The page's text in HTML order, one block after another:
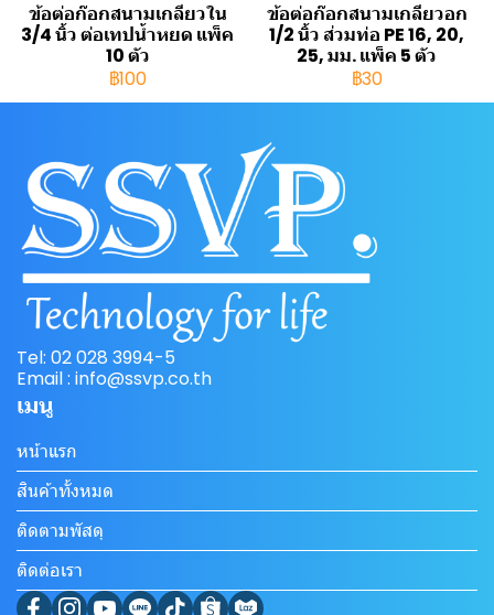
ข้อต่อก๊อกสนามเกลียวใน
3/4 นิ้ว ต่อเทปน้ำหยด แพ็ค
10 ตัว
฿100
ข้อต่อก๊อกสนามเกลียวอก
1/2 นิ้ว ส่วมท่อ PE 16, 20,
25, มม. แพ็ค 5 ตัว
฿30
Tel: 02 028 3994-5
Email : info@ssvp.co.th
เมนู
หน้าแรก
สินค้าทั้งหมด
ติดตามพัสดุ
ติดต่อเรา